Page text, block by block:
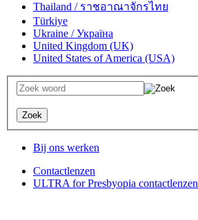
Thailand / ราชอาณาจักรไทย
Türkiye
Ukraine / Україна
United Kingdom (UK)
United States of America (USA)
Bij ons werken
Contactlenzen
ULTRA for Presbyopia contactlenzen